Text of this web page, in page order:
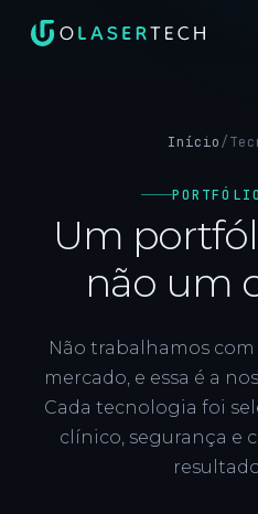
Início/
Um
não um
Não trabalhamos
mercado, e essa é a
Cada tecnologia foi
clínico, segurança e